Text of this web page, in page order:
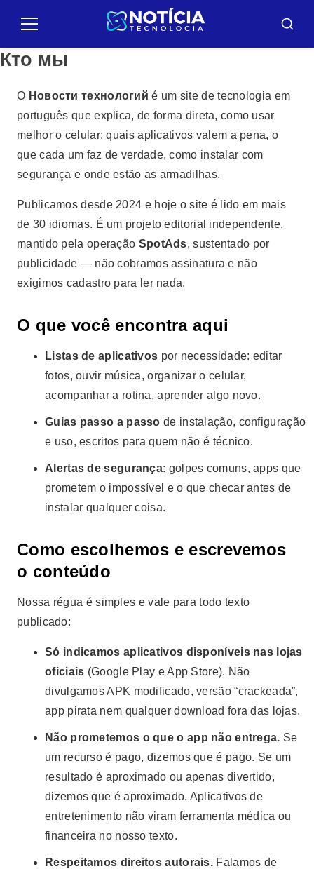
para
conteúdo
Меню
Кто мы
О Новости технологий é um site de tecnologia em
português que explica, de forma direta, como usar
melhor o celular: quais aplicativos valem a pena, o
que cada um faz de verdade, como instalar com
segurança e onde estão as armadilhas.
Publicamos desde 2024 e hoje o site é lido em mais
de 30 idiomas. É um projeto editorial independente,
mantido pela operação SpotAds, sustentado por
publicidade — não cobramos assinatura e não
exigimos cadastro para ler nada.
O que você encontra aqui
Listas de aplicativos por necessidade: editar
fotos, ouvir música, organizar o celular,
acompanhar a rotina, aprender algo novo.
Guias passo a passo de instalação, configuração
e uso, escritos para quem não é técnico.
Alertas de segurança: golpes comuns, apps que
prometem o impossível e o que checar antes de
instalar qualquer coisa.
Como escolhemos e escrevemos
o conteúdo
Nossa régua é simples e vale para todo texto
publicado:
Só indicamos aplicativos disponíveis nas lojas
oficiais (Google Play e App Store). Não
divulgamos APK modificado, versão “crackeada”,
app pirata nem qualquer download fora das lojas.
Não prometemos o que o app não entrega. Se
um recurso é pago, dizemos que é pago. Se um
resultado é aproximado ou apenas divertido,
dizemos que é aproximado. Aplicativos de
entretenimento não viram ferramenta médica ou
financeira no nosso texto.
Respeitamos direitos autorais. Falamos de